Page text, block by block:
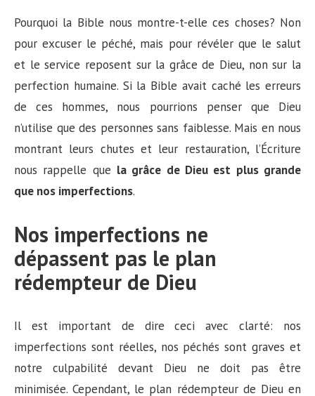
Pourquoi la Bible nous montre-t-elle ces choses? Non
pour excuser le péché, mais pour révéler que le salut
et le service reposent sur la grâce de Dieu, non sur la
perfection humaine. Si la Bible avait caché les erreurs
de ces hommes, nous pourrions penser que Dieu
n’utilise que des personnes sans faiblesse. Mais en nous
montrant leurs chutes et leur restauration, l’Écriture
nous rappelle que la grâce de Dieu est plus grande
que nos imperfections.
Nos imperfections ne
dépassent pas le plan
rédempteur de Dieu
Il est important de dire ceci avec clarté: nos
imperfections sont réelles, nos péchés sont graves et
notre culpabilité devant Dieu ne doit pas être
minimisée. Cependant, le plan rédempteur de Dieu en